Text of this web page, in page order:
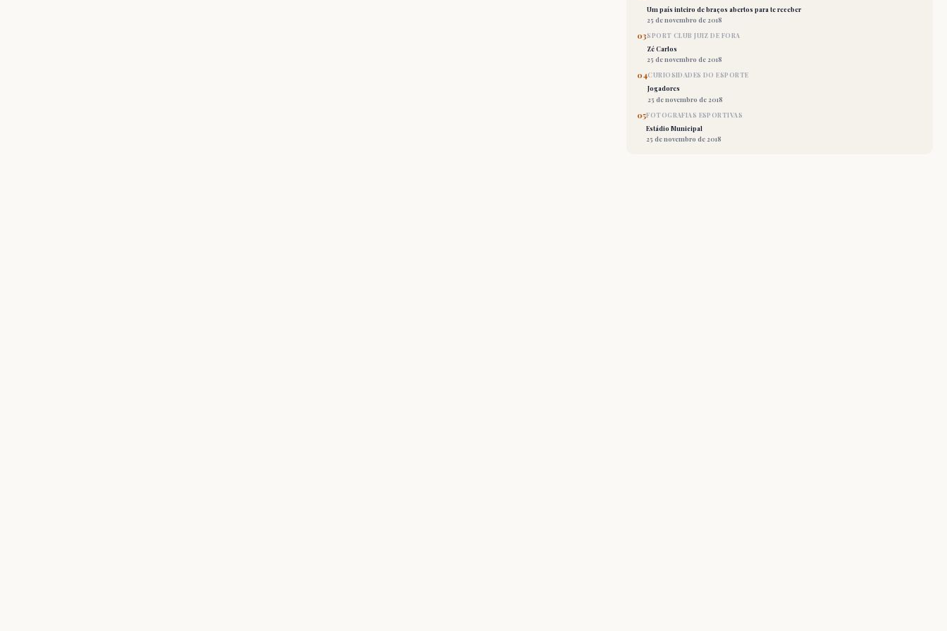
Um país inteiro de braços abertos para te receber
25 de novembro de 2018
03SPORT CLUB JUIZ DE FORA
Zé Carlos
25 de novembro de 2018
04CURIOSIDADES DO ESPORTE
Jogadores
25 de novembro de 2018
05FOTOGRAFIAS ESPORTIVAS
Estádio Municipal
25 de novembro de 2018